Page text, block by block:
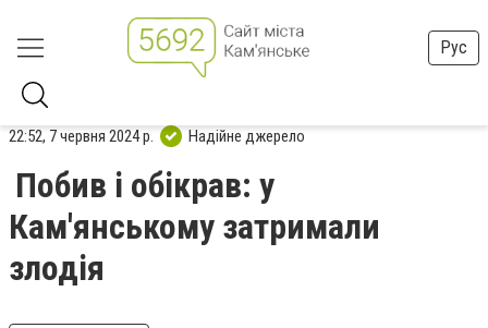
Рус
22:52, 7 червня 2024 р. Надійне джерело
Побив і обікрав: у
Кам'янському затримали
злодія